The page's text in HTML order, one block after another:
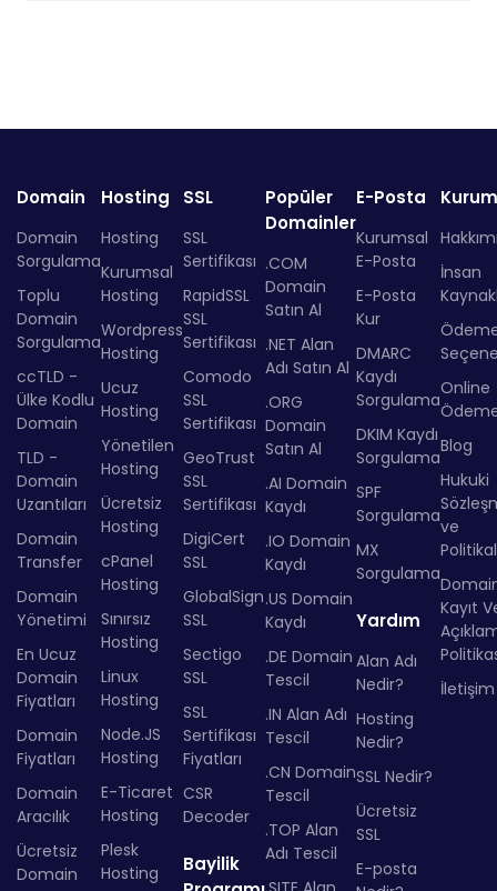
Domain
Domain
Sorgulama
Toplu
Domain
Sorgulama
ccTLD -
Ülke Kodlu
Domain
TLD -
Domain
Uzantıları
Domain
Transfer
Domain
Yönetimi
En Ucuz
Domain
Fiyatları
Domain
Fiyatları
Domain
Aracılık
Ücretsiz
Domain
Hosting
Hosting
Kurumsal
Hosting
Wordpress
Hosting
Ucuz
Hosting
Yönetilen
Hosting
Ücretsiz
Hosting
cPanel
Hosting
Sınırsız
Hosting
Linux
Hosting
Node.JS
Hosting
E-Ticaret
Hosting
Plesk
Hosting
SSL
SSL
Sertifikası
RapidSSL
SSL
Sertifikası
Comodo
SSL
Sertifikası
GeoTrust
SSL
Sertifikası
DigiCert
SSL
GlobalSign
SSL
Sectigo
SSL
SSL
Sertifikası
Fiyatları
CSR
Decoder
Bayilik
Popüler
Domainler
.COM
Domain
Satın Al
.NET Alan
Adı Satın Al
.ORG
Domain
Satın Al
.AI Domain
Kaydı
.IO Domain
Kaydı
.US Domain
Kaydı
.DE Domain
Tescil
.IN Alan Adı
Tescil
.CN Domain
Tescil
.TOP Alan
Adı Tescil
E-Posta
Kurumsal
E-Posta
E-Posta
Kur
DMARC
Kaydı
Sorgulama
DKIM Kaydı
Sorgulama
SPF
Sorgulama
MX
Sorgulama
Yardım
Alan Adı
Nedir?
Hosting
Nedir?
SSL Nedir?
Ücretsiz
SSL
E-posta
İnsan
Online
Blog
Hukuki
ve
Kayıt
İletişim